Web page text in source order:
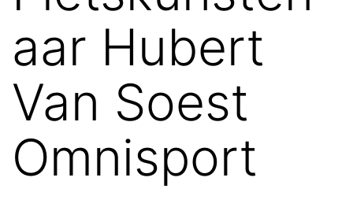
aar Hubert
Van Soest
Omnisport